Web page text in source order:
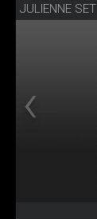
JULIENNE SET